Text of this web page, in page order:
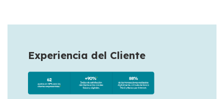
Experiencia del Cliente